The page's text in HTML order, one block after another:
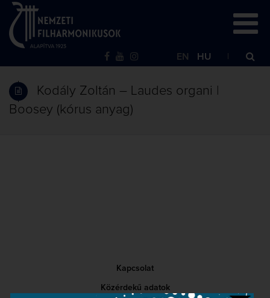
EN HU
Kodály Zoltán – Laudes organi |
Boosey (kórus anyag)
Kapcsolat
Közérdekű adatok